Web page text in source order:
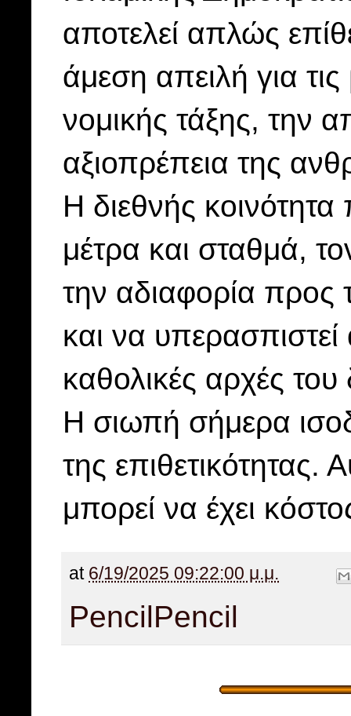
αποτελεί απλώς
άμεση απειλή για
νομικής τάξης, την
αξιοπρέπεια της
Η διεθνής κοινότητα
μέτρα και σταθμά,
την αδιαφορία προς
και να υπερασπιστεί
καθολικές αρχές του
Η σιωπή σήμερα
της
μπορεί να έχει
at 6/19/2025 09:22:00 μ.μ.
PencilPencil